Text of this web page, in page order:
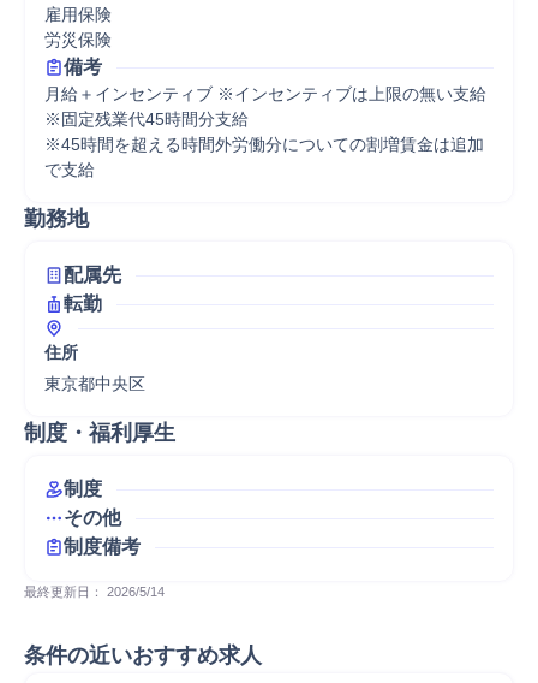
雇用保険
労災保険
備考
月給＋インセンティブ ※インセンティブは上限の無い支給
※固定残業代45時間分支給
※45時間を超える時間外労働分についての割増賃金は追加
で支給
勤務地
配属先
転勤
住所
東京都中央区
制度・福利厚生
制度
その他
制度備考
最終更新日： 2026/5/14
条件の近いおすすめ求人